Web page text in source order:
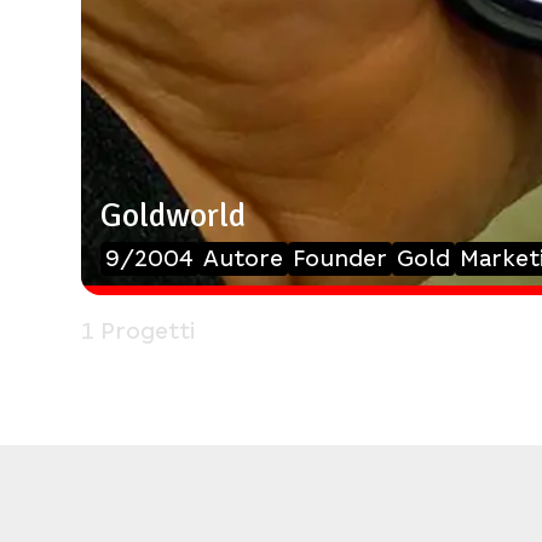
Goldworld
9/2004 Autore Founder Gold
1 Progetti